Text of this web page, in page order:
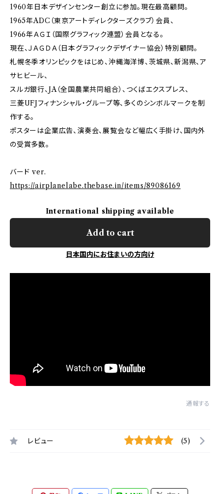
1960年日本デザインセンター創立に参加。現在最高顧問。
1965年ADC（東京アートディレクターズクラブ）会員、
1966年ＡＧＩ（国際グラフィック連盟）会員となる。
現在、ＪＡＧＤＡ（日本グラフィックデザイナー協会）特別顧問。
札幌冬季オリンピックをはじめ、沖縄海洋博、茨城県、新潟県、ア
サヒビール、
スルガ銀行、JA（全国農業共同組合）、つくばエクスプレス、
三菱UFJフィナンシャル・グループ等、多くのシンボルマークを制
作する。
ポスターは企業広告、演奏会、展覧会など幅広く手掛け、国内外
の受賞多数。
バード ver.
https://airplanelabe.thebase.in/items/89086169
International shipping available
Add to cart
日本国内にお住まいの方向け
通報する
レビュー (5)